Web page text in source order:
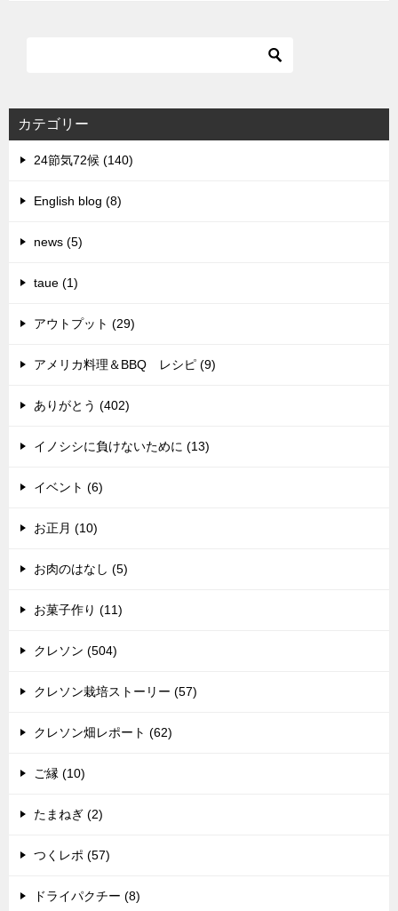
カテゴリー
24節気72候 (140)
English blog (8)
news (5)
taue (1)
アウトプット (29)
アメリカ料理＆BBQ レシピ (9)
ありがとう (402)
イノシシに負けないために (13)
イベント (6)
お正月 (10)
お肉のはなし (5)
お菓子作り (11)
クレソン (504)
クレソン栽培ストーリー (57)
クレソン畑レポート (62)
ご縁 (10)
たまねぎ (2)
つくレポ (57)
ドライパクチー (8)